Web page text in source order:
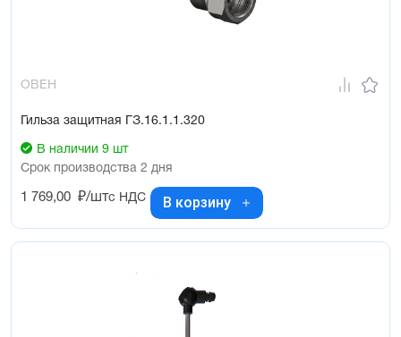
ОВЕН
Гильза защитная ГЗ.16.1.1.320
В наличии 9 шт
Срок производства 2 дня
1 769,00 ₽/штс НДС В корзину